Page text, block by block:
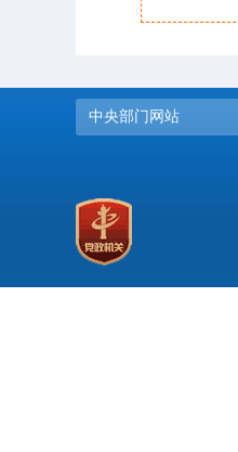
中央部门网站